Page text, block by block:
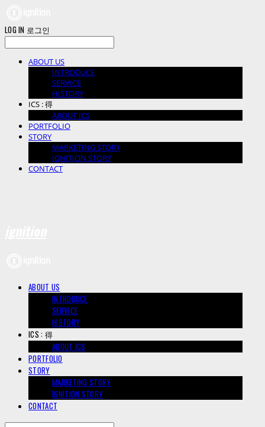
LOG IN 로그인
ABOUT US
INTRODUCE
SERVICE
HISTORY
ICS : 得
ABOUT ICS
PORTFOLIO
STORY
MARKETING STORY
IGNITION STORY
CONTACT
ABOUT US
INTRODUCE
SERVICE
HISTORY
ICS : 得
ABOUT ICS
PORTFOLIO
STORY
MARKETING STORY
IGNITION STORY
CONTACT